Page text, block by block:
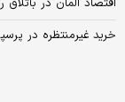
اقتصاد آلمان در باتلاق
خرید غیرمنتظره در